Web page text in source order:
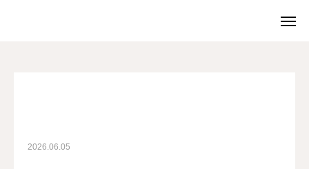
【対談】元Jリーガー長谷川悠さんに聞く「身体との向き合い方」
2026.06.05